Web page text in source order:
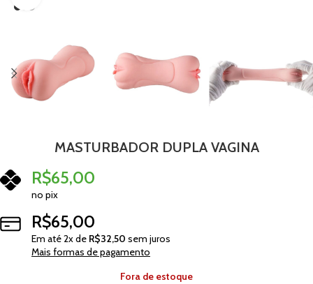
MASTURBADOR DUPLA VAGINA
R$65,00
no pix
R$65,00
Em até2x de R$32,50 sem juros
Mais formas de pagamento
Fora de estoque